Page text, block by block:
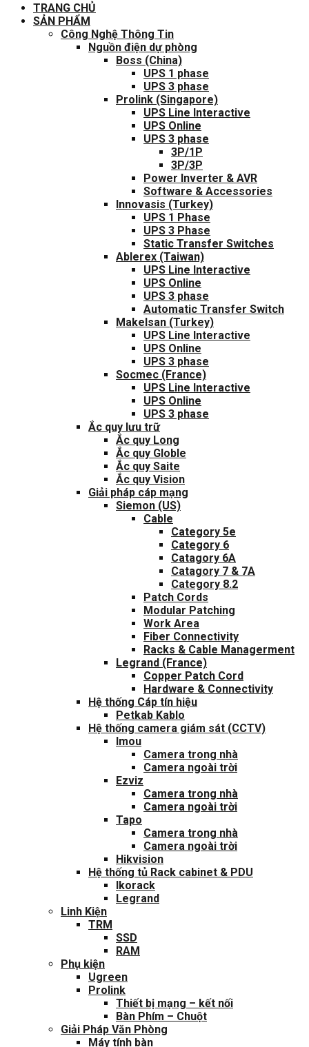
TRANG CHỦ
SẢN PHẨM
Công Nghệ Thông Tin
Nguồn điện dự phòng
Boss (China)
UPS 1 phase
UPS 3 phase
Prolink (Singapore)
UPS Line Interactive
UPS Online
UPS 3 phase
3P/1P
3P/3P
Power Inverter & AVR
Software & Accessories
Innovasis (Turkey)
UPS 1 Phase
UPS 3 Phase
Static Transfer Switches
Ablerex (Taiwan)
UPS Line Interactive
UPS Online
UPS 3 phase
Automatic Transfer Switch
Makelsan (Turkey)
UPS Line Interactive
UPS Online
UPS 3 phase
Socmec (France)
UPS Line Interactive
UPS Online
UPS 3 phase
Ắc quy lưu trữ
Ắc quy Long
Ắc quy Globle
Ắc quy Saite
Ắc quy Vision
Giải pháp cáp mạng
Siemon (US)
Cable
Category 5e
Category 6
Catagory 6A
Catagory 7 & 7A
Category 8.2
Patch Cords
Modular Patching
Work Area
Fiber Connectivity
Racks & Cable Managerment
Legrand (France)
Copper Patch Cord
Hardware & Connectivity
Hệ thống Cáp tín hiệu
Petkab Kablo
Hệ thống camera giám sát (CCTV)
Imou
Camera trong nhà
Camera ngoài trời
Ezviz
Camera trong nhà
Camera ngoài trời
Tapo
Camera trong nhà
Camera ngoài trời
Hikvision
Hệ thống tủ Rack cabinet & PDU
Ikorack
Legrand
Linh Kiện
TRM
SSD
RAM
Phụ kiện
Ugreen
Prolink
Thiết bị mạng – kết nối
Bàn Phím – Chuột
Giải Pháp Văn Phòng
Máy tính bàn